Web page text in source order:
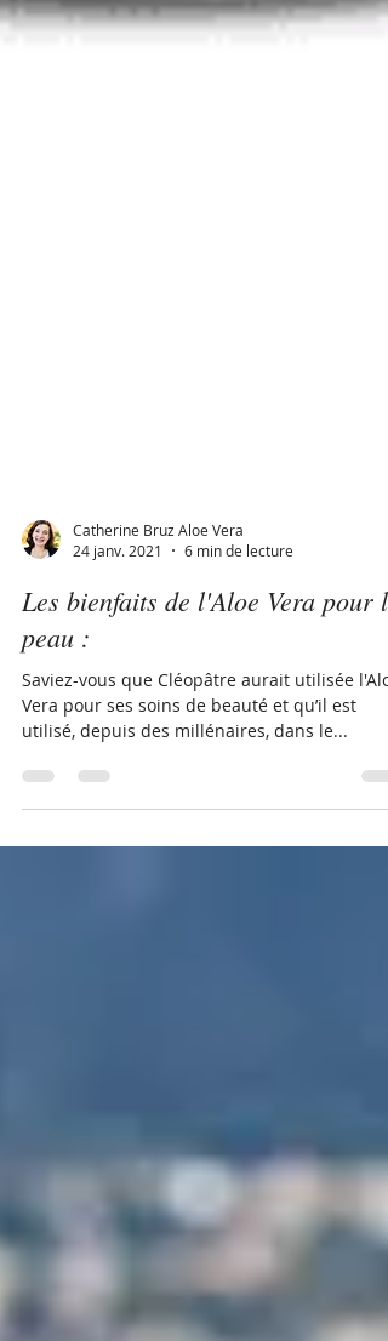
24 janv. 2021
6 min de lecture
Les bienfaits de l'Aloe Vera pour la
peau :
Saviez-vous que Cléopâtre aurait utilisée
utilisé, depuis des millénaires, dans le...